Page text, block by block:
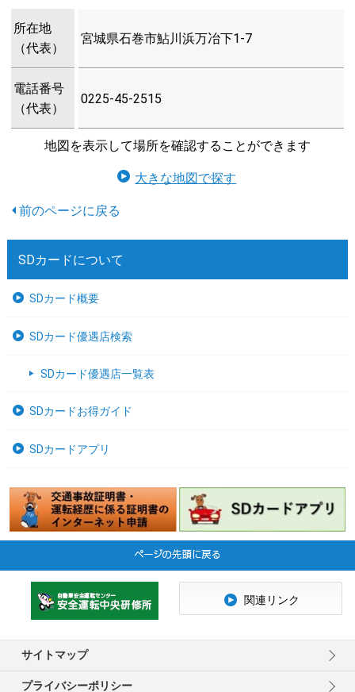
所在地
（代表）
宮城県石巻市鮎川浜万冶下1-7
電話番号
（代表）
0225-45-2515
地図を表示して場所を確認することができます
大きな地図で探す
SDカードについて
SDカード概要
SDカード優遇店検索
SDカード優遇店一覧表
SDカードお得ガイド
SDカードアプリ
サイトマップ
プライバシーポリシー
関連リンク